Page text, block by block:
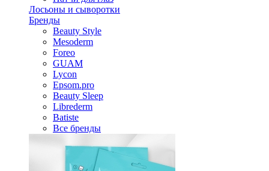
Лосьоны и сыворотки
Бренды
Beauty Style
Mesoderm
Foreo
GUAM
Lycon
Epsom.pro
Beauty Sleep
Librederm
Batiste
Все бренды